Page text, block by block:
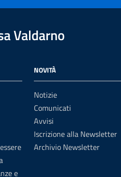
Valdarno
e
NOVITÀ
Notizie
Comunicati
Avvisi
Iscrizione alla Newsletter
Archivio Newsletter